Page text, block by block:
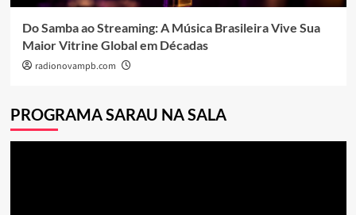
Do Samba ao Streaming: A Música Brasileira Vive Sua
Maior Vitrine Global em Décadas
radionovampb.com
PROGRAMA SARAU NA SALA